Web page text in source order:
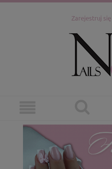
Zarejestruj się